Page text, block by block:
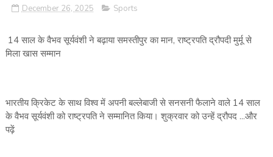
December 26, 2025 Sports
14 साल के वैभव सूर्यवंशी ने बढ़ाया समस्तीपुर का मान, राष्ट्रपति द्रौपदी मुर्मू से
मिला खास सम्मान
भारतीय क्रिकेट के साथ विश्व में अपनी बल्लेबाजी से सनसनी फैलाने वाले 14 साल
के वैभव सूर्यवंशी को राष्ट्रपति ने सम्मानित किया। शुक्रवार को उन्हें द्रौपद ...और
पढ़ें